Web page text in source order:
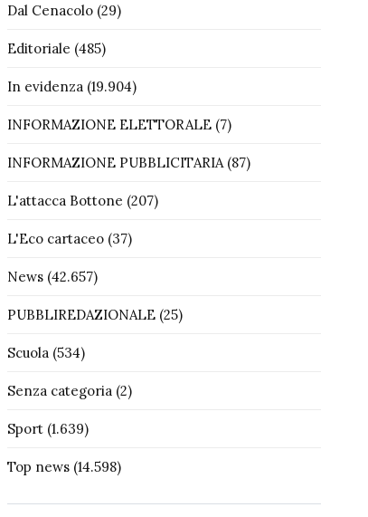
Dal Cenacolo(29)
Editoriale (485)
In evidenza(19.904)
INFORMAZIONE ELETTORALE(7)
INFORMAZIONE PUBBLICITARIA(87)
L'attacca Bottone (207)
L'Eco cartaceo(37)
News(42.657)
PUBBLIREDAZIONALE(25)
Scuola(534)
Senza categoria(2)
Sport(1.639)
Top news(14.598)